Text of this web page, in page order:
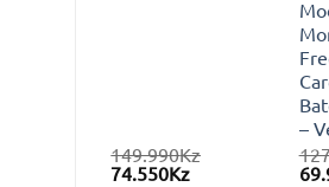
149.990Kz
O
74.550KzO
–
O